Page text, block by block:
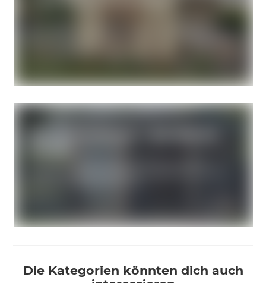
Die Kategorien könnten dich auch